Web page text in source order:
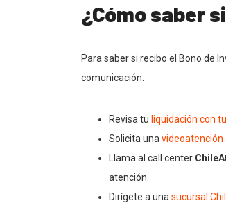
¿Cómo saber
Para saber si recibo el Bono de
comunicación:
Revisa tu liquidación con
Solicita una videoatención
Llama al call center
atención.
Dirígete a una sucursal